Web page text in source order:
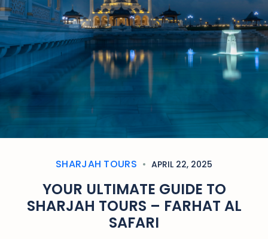
SHARJAH TOURS APRIL 22, 2025
YOUR ULTIMATE GUIDE TO
SHARJAH TOURS – FARHAT AL
SAFARI